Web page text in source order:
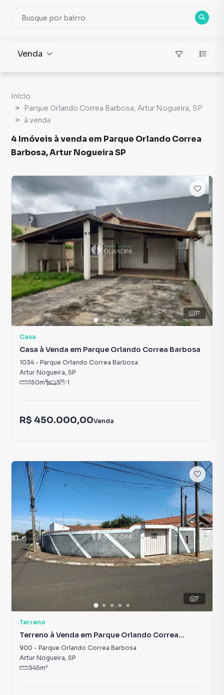
Venda
Início
Parque Orlando Correa Barbosa, Artur Nogueira, SP
à venda
4 Imóveis à venda em Parque Orlando Correa
Barbosa, Artur Nogueira SP
17
Casa
Casa à Venda em Parque Orlando Correa Barbosa
1034- Parque Orlando Correa Barbosa
Artur Nogueira, SP
150m² 3 1
R$ 450.000,00Venda
7
Terreno
Terreno à Venda em Parque Orlando Correa
Barbosa
900 - Parque Orlando Correa Barbosa
Artur Nogueira, SP
345m²